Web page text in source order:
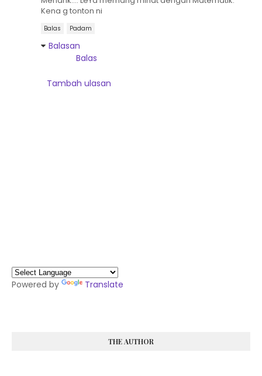
Kena g tonton ni
Balas Padam
Balasan
Balas
Tambah ulasan
Powered by Translate
THE AUTHOR